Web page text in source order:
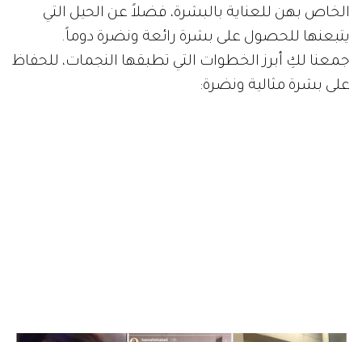
الخاص بهن للعناية بالبشرة، فضلاً عن الحيل التي
يتبعنها للحصول على بشرة رائعة ونضرة دوماً.
جمعنا لكِ أبرز الخطوات التي تطبقها النجمات، للحفاظ
على بشرة مثالية ونضرة: